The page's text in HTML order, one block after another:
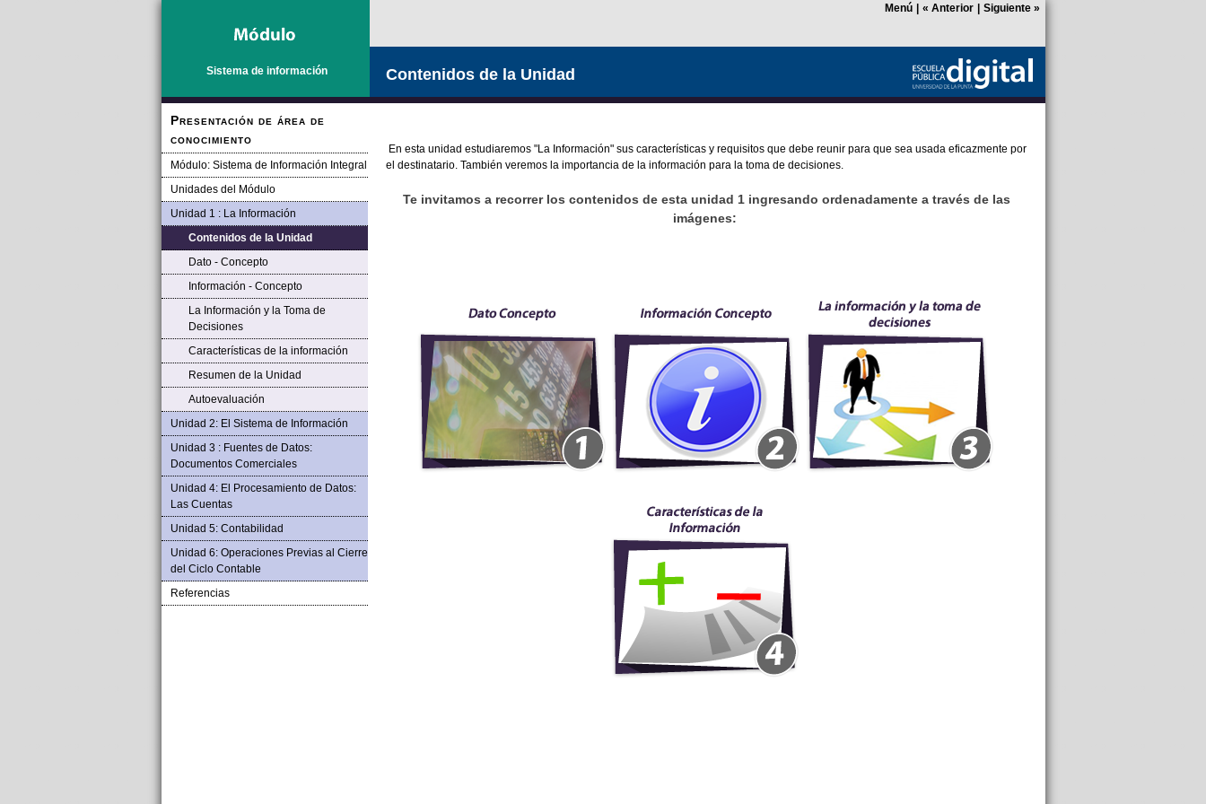
Sistema de información
Presentación de área de
conocimiento
Módulo: Sistema de Información Integral
Unidades del Módulo
Unidad 1 : La Información
Contenidos de la Unidad
Dato - Concepto
Información - Concepto
La Información y la Toma de
Decisiones
Características de la información
Resumen de la Unidad
Autoevaluación
Unidad 2: El Sistema de Información
Unidad 3 : Fuentes de Datos:
Documentos Comerciales
Unidad 4: El Procesamiento de Datos:
Las Cuentas
Unidad 5: Contabilidad
Unidad 6: Operaciones Previas al Cierre
del Ciclo Contable
Referencias
Menú « Anterior Siguiente»
Contenidos de la Unidad
En esta unidad estudiaremos "La Información" sus características y requisitos que debe reunir para que sea usada eficazmente por
el destinatario. También veremos la importancia de la información para la toma de decisiones.
Te invitamos a recorrer los contenidos de esta unidad 1 ingresando ordenadamente a través de las
imágenes: